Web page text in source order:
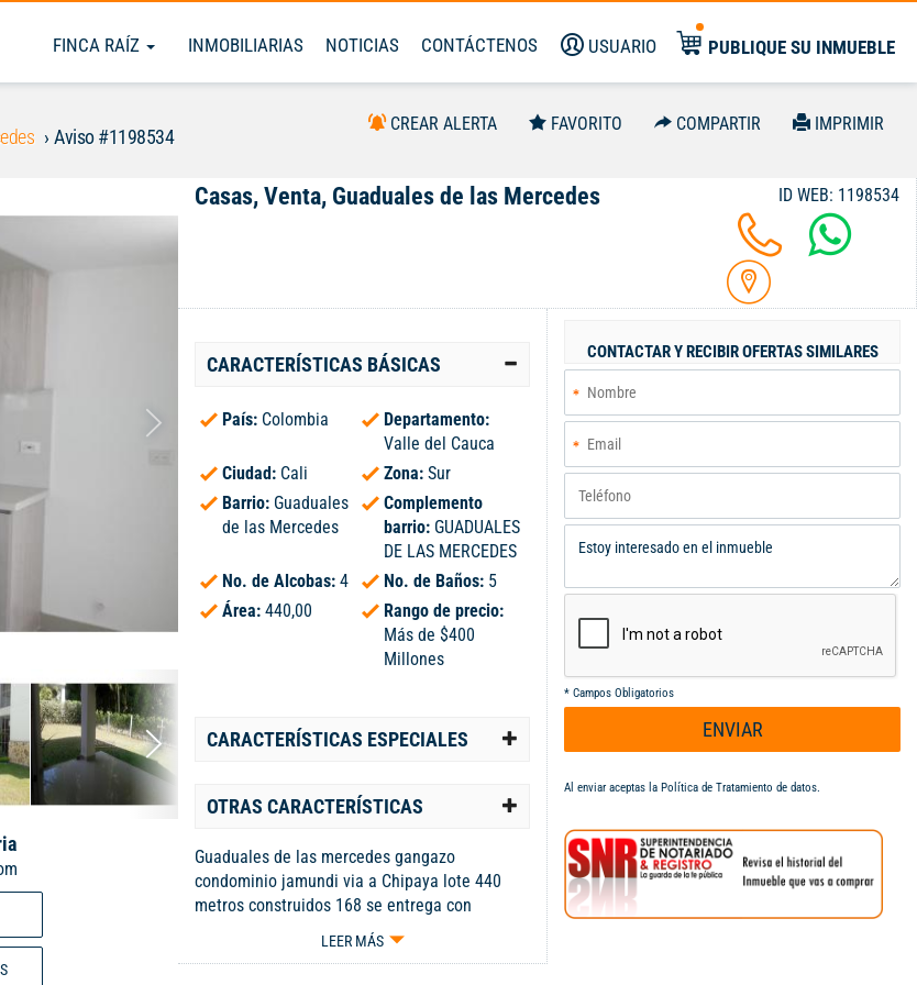
FINCA RAÍZ INMOBILIARIAS NOTICIAS CONTÁCTENOS USUARIO PUBLIQUE SU INMUEBLE
Aviso #1198534
CREAR ALERTA FAVORITO COMPARTIR IMPRIMIR
Casas, Venta, Guaduales de las Mercedes ID WEB: 1198534
CARACTERÍSTICAS BÁSICAS
País: Colombia
Departamento:
Valle del Cauca
Ciudad: Cali Zona: Sur
Barrio: Guaduales
de las Mercedes
Complemento
barrio: GUADUALES
DE LAS MERCEDES
No. de Alcobas: 4 No. de Baños: 5
Área: 440,00
Rango de precio:
Más de $400
Millones
CARACTERÍSTICAS ESPECIALES
OTRAS CARACTERÍSTICAS
Guaduales de las mercedes gangazo
condominio jamundi via a Chipaya lote 440
metros construidos 168 se entrega con
cortinas lamparas aires consta d 3 alcobas con
baño privado estudio o 4 alcobas baño social
LEER MÁS
CONTACTAR Y RECIBIR OFERTAS SIMILARES
* Campos Obligatorios
ENVIAR
Al enviar aceptas la Política de Tratamiento de datos.